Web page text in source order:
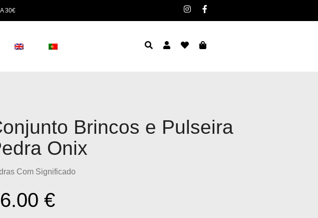
30€
Brincos e Pulseira
Onix
Com Significado
€